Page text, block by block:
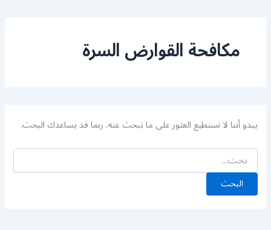
مكافحة القوارض السرة
يبدو أننا لا نستطيع العثور على ما تبحث عنه. ربما قد يساعدك البحث.